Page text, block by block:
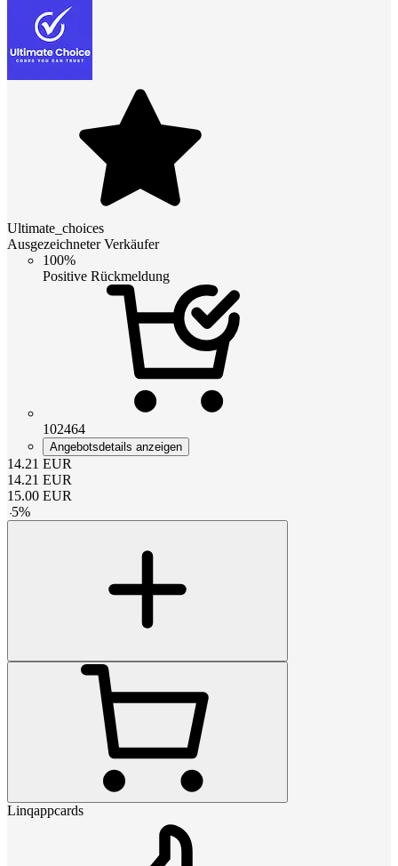
Ultimate_choices
Ausgezeichneter Verkäufer
100%
Positive Rückmeldung
102464
Angebotsdetails anzeigen
14.21 EUR
14.21 EUR
15.00 EUR
-5%
Linqappcards